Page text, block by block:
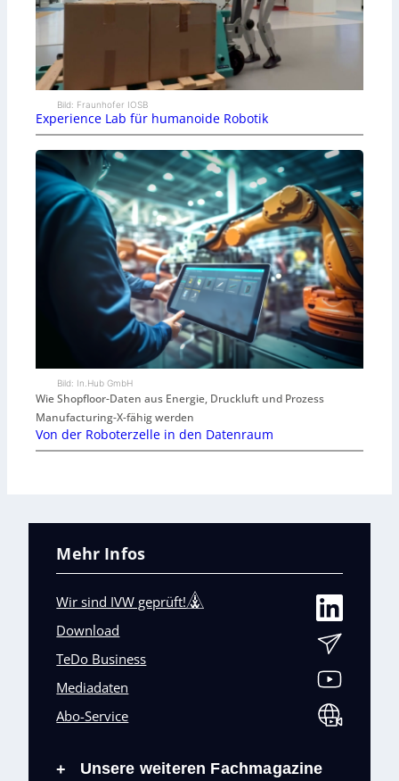
Bild: Fraunhofer IOSB
Experience Lab für humanoide Robotik
Bild: In.Hub GmbH
Wie Shopfloor-Daten aus Energie, Druckluft und Prozess
Manufacturing-X-fähig werden
Von der Roboterzelle in den Datenraum
Mehr Infos
Wir sind IVW geprüft!
Download
TeDo Business
Mediadaten
Abo-Service
+ Unsere weiteren Fachmagazine